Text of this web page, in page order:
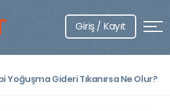
Giriş / Kayıt
Yoğuşma Gideri Tıkanırsa Ne Olur?